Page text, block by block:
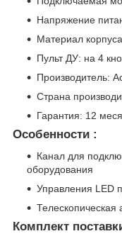
Напряжение
Материал
Пульт ДУ: на 4
Производитель:
Страна
Гарантия: 12
Особенности :
Канал для
оборудования
Управления LED
Телескопическая
Комплект